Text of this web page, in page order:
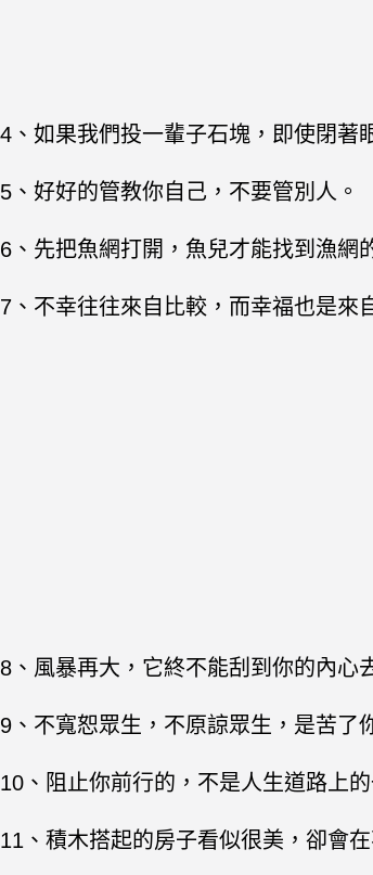
4、如果我們投一輩子石塊，即使閉著
5、好好的管教你自己，不要管別人。
6、先把魚網打開，魚兒才能找到漁網
7、不幸往往來自比較，而幸福也是來
8、風暴再大，它終不能刮到你的內心
9、不寬恕眾生，不原諒眾生，是苦了
10、阻止你前行的，不是人生道路上
11、積木搭起的房子看似很美，卻會